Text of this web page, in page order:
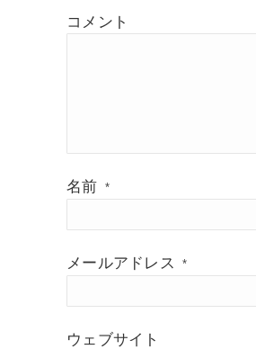
コメント
名前 *
メールアドレス *
ウェブサイト